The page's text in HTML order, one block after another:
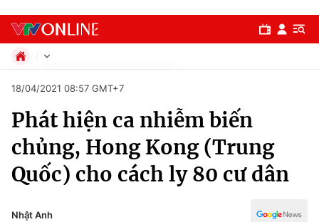
Chuyên mục
Chính trị
Xã hội
Pháp luật
Thể thao
Truyền hình
Văn hóa - Giải trí
18/04/2021 08:57 GMT+7
Phát hiện ca nhiễm biến
chủng, Hong Kong (Trung
Quốc) cho cách ly 80 cư dân
Nhật Anh